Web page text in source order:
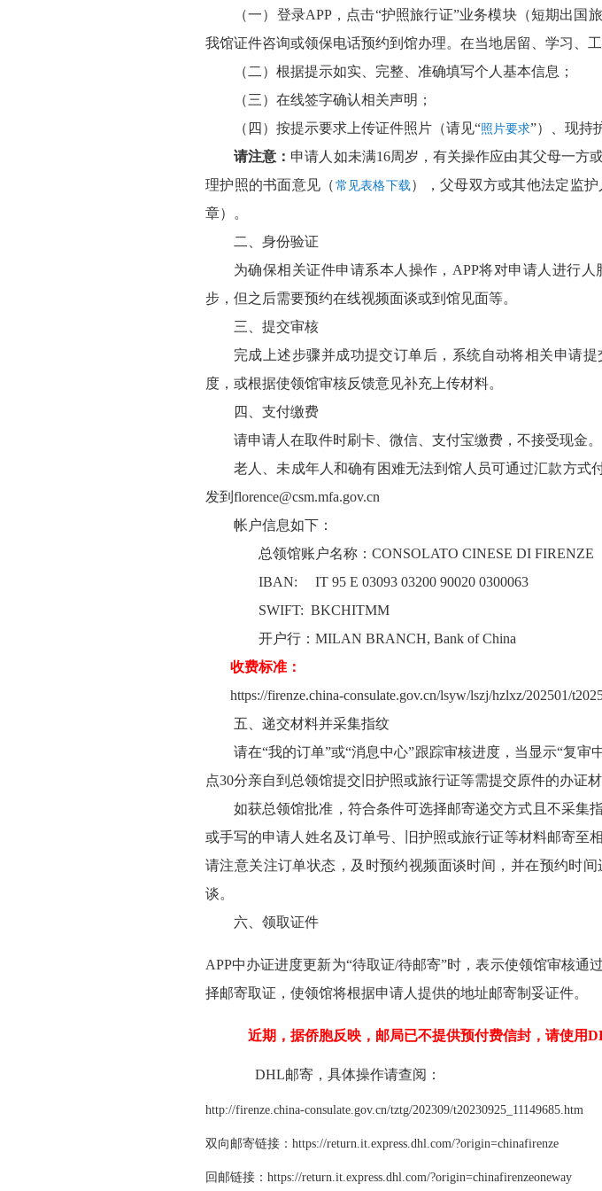
（一）登录APP，点击“护照旅行证”业务模块（短期出
我馆证件咨询或领保电话预约到馆办理。在当地居留、学习、
（二）根据提示如实、完整、准确填写个人基本信息；
（三）在线签字确认相关声明；
（四）按提示要求上传证件照片（请见“照片要求”）、现持
请注意： 申请人如未满16周岁，有关操作应由其父母一方
理护照的书面意见（ 常见表格下载），父母双方或其他法定监
章）。
二、身份验证
为确保相关证件申请系本人操作，APP将对申请人进行
步，但之后需要预约在线视频面谈或到馆见面等。
三、提交审核
完成上述步骤并成功提交订单后，系统自动将相关申请
度，或根据使领馆审核反馈意见补充上传材料。
四、支付缴费
请申请人在取件时刷卡、微信、支付宝缴费，不接受现金。
老人、未成年人和确有困难无法到馆人员可通过汇款方式
发到florence@csm.mfa.gov.cn
帐户信息如下：
总领馆账户名称：CONSOLATO CINESE DI FIRENZE
IBAN:
IT 95 E 03093 03200 90020 0300063
SWIFT: BKCHITMM
开户行：MILAN BRANCH, Bank of China
收费标准：
https://firenze.china-consulate.gov.cn/lsyw/lszj/hzlxz/202501/
五、递交材料并采集指纹
请在“我的订单”或“消息中心”跟踪审核进度，当显示“复
点30分亲自到总领馆提交旧护照或旅行证等需提交原件的办证
如获总领馆批准，符合条件可选择邮寄递交方式且不采集
或手写的申请人姓名及订单号、旧护照或旅行证等材料邮寄至
请注意关注订单状态，及时预约视频面谈时间，并在预约时
谈。
六、领取证件
APP中办证进度更新为“待取证/待邮寄”时，表示使领馆审核
择邮寄取证，使领馆将根据申请人提供的地址邮寄制妥证件。
近期，据侨胞反映，邮局已不提供预付费信封，请使用
DHL邮寄，具体操作请查阅：
http://firenze.china-consulate.gov.cn/tztg/202309/t20230925_11149685.htm
双向邮寄链接：https://return.it.express.dhl.com/?origin=chinafirenze
回邮链接：https://return.it.express.dhl.com/?origin=chinafirenzeoneway